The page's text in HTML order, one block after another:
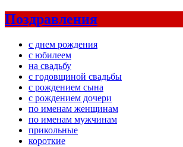
Поздравления
с днем рождения
с юбилеем
на свадьбу
с годовщиной свадьбы
с рождением сына
с рождением дочери
по именам женщинам
по именам мужчинам
прикольные
короткие